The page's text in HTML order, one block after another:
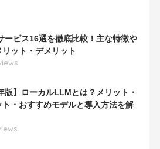
ービス16選を徹底比較！主な特徴や
ット・デメリット
版】ローカルLLMとは？メリット・
ト・おすすめモデルと導入方法を解